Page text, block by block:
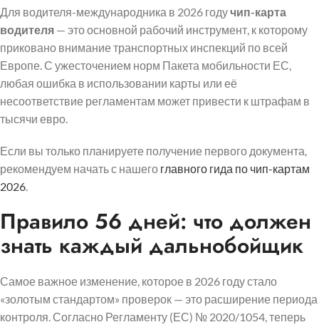
Для водителя-международника в 2026 годучип-карта
водителя — это основной рабочий инструмент, к которому
приковано внимание транспортных инспекций по всей
Европе. С ужесточением норм Пакета мобильности ЕС,
любая ошибка в использовании карты или её
несоответствие регламентам может привести к штрафам в
тысячи евро.
Если вы только планируете получение первого документа,
рекомендуем начать с нашего главного гида по чип-картам
2026.
Правило 56 дней: что должен
знать каждый дальнобойщик
Самое важное изменение, которое в 2026 году стало
«золотым стандартом» проверок — это расширение периода
контроля. Согласно Регламенту (ЕС) № 2020/1054, теперь